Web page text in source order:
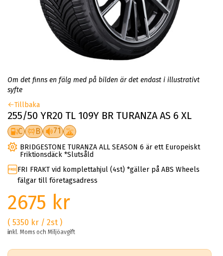
Om det finns en fälg med på bilden är det endast i illustrativt
syfte
Tillbaka
255/50 YR20 TL 109Y BR TURANZA AS 6 XL
C B 71
BRIDGESTONE TURANZA ALL SEASON 6 är ett Europeiskt
Friktionsdäck *Slutsåld
FRI FRAKT vid komplettahjul (4st) *gäller på ABS Wheels
fälgar till företagsadress
2675 kr
( 5350 kr / 2st )
inkl. Moms och Miljöavgift